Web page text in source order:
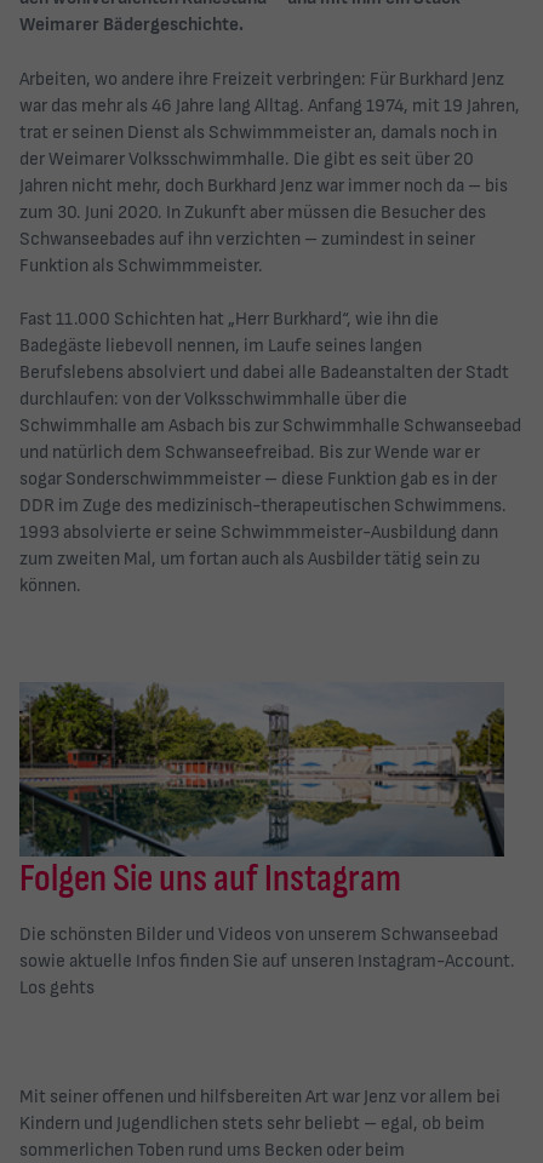
Weimarer Bädergeschichte.
Arbeiten, wo andere ihre Freizeit verbringen: Für Burkhard Jenz
war das mehr als 46 Jahre lang Alltag. Anfang 1974, mit 19 Jahren,
trat er seinen Dienst als Schwimmmeister an, damals noch in
der Weimarer Volksschwimmhalle. Die gibt es seit über 20
Jahren nicht mehr, doch Burkhard Jenz war immer noch da – bis
zum 30. Juni 2020. In Zukunft aber müssen die Besucher des
Schwanseebades auf ihn verzichten – zumindest in seiner
Funktion als Schwimmmeister.
Fast 11.000 Schichten hat „Herr Burkhard“, wie ihn die
Badegäste liebevoll nennen, im Laufe seines langen
Berufslebens absolviert und dabei alle Badeanstalten der Stadt
durchlaufen: von der Volksschwimmhalle über die
Schwimmhalle am Asbach bis zur Schwimmhalle Schwanseebad
und natürlich dem Schwanseefreibad. Bis zur Wende war er
sogar Sonderschwimmmeister – diese Funktion gab es in der
DDR im Zuge des medizinisch-therapeutischen Schwimmens.
1993 absolvierte er seine Schwimmmeister-Ausbildung dann
zum zweiten Mal, um fortan auch als Ausbilder tätig sein zu
können.
Folgen Sie uns auf Instagram
Die schönsten Bilder und Videos von unserem Schwanseebad
sowie aktuelle Infos finden Sie auf unseren Instagram-Account.
Los gehts
Mit seiner offenen und hilfsbereiten Art war Jenz vor allem bei
Kindern und Jugendlichen stets sehr beliebt – egal, ob beim
sommerlichen Toben rund ums Becken oder beim